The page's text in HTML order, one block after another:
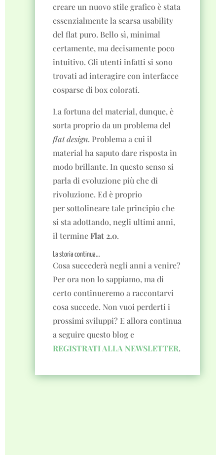
creare un nuovo stile grafico è stata
essenzialmente la scarsa usability
del flat puro. Bello sì, minimal
certamente, ma decisamente poco
intuitivo. Gli utenti infatti si sono
trovati ad interagire con interfacce
cosparse di box colorati.
La fortuna del material, dunque, è
sorta proprio da un problema del
flat design. Problema a cui il
material ha saputo dare risposta in
modo brillante. In questo senso si
parla di evoluzione più che di
rivoluzione. Ed è proprio
per sottolineare tale principio che
si sta adottando, negli ultimi anni,
il termine Flat 2.0.
La storia continua…
Cosa succederà negli anni a venire?
Per ora non lo sappiamo, ma di
certo continueremo a raccontarvi
cosa succede. Non vuoi perderti i
prossimi sviluppi? E allora continua
a seguire questo blog e
REGISTRATI ALLA NEWSLETTER.